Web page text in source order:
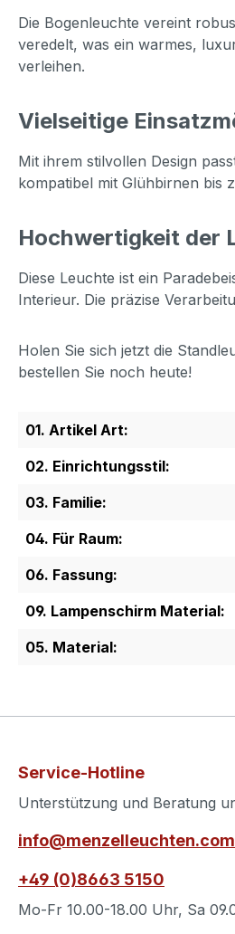
Die Bogenleuchte vereint
veredelt, was ein warmes,
verleihen.
Vielseitige
Mit ihrem stilvollen Design
kompatibel mit Glühbirnen bis
Hochwertigkeit der
Diese Leuchte ist ein
Interieur. Die präzise
Holen Sie sich jetzt die
bestellen Sie noch heute!
01. Artikel Art:
02. Einrichtungsstil:
03. Familie:
04. Für Raum:
06. Fassung:
09. Lampenschirm Material:
05. Material:
Service-Hotline
Unterstützung und Beratung
info@menzelleuchten.com
+49 (0)8663 5150
Mo-Fr 10.00-18.00 Uhr, Sa